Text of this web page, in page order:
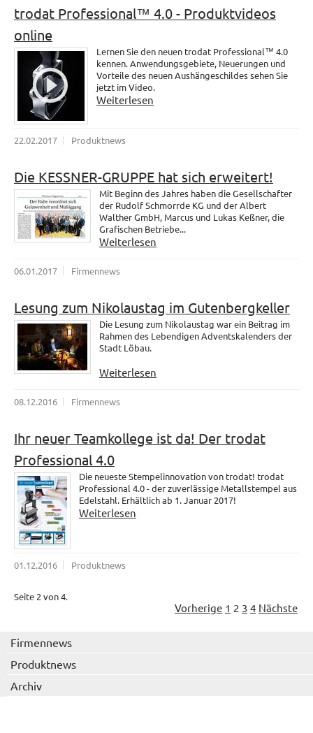
trodat Professional™ 4.0 - Produktvideos
online
Lernen Sie den neuen trodat Professional™ 4.0
kennen. Anwendungsgebiete, Neuerungen und
Vorteile des neuen Aushängeschildes sehen Sie
jetzt im Video.
Weiterlesen
22.02.2017 Produktnews
Die KESSNER-GRUPPE hat sich erweitert!
Mit Beginn des Jahres haben die Gesellschafter
der Rudolf Schmorrde KG und der Albert
Walther GmbH, Marcus und Lukas Keßner, die
Grafischen Betriebe...
Weiterlesen
06.01.2017 Firmennews
Lesung zum Nikolaustag im Gutenbergkeller
Die Lesung zum Nikolaustag war ein Beitrag im
Rahmen des Lebendigen Adventskalenders der
Stadt Löbau.
Weiterlesen
08.12.2016 Firmennews
Ihr neuer Teamkollege ist da! Der trodat
Professional 4.0
Die neueste Stempelinnovation von trodat! trodat
Professional 4.0 - der zuverlässige Metallstempel aus
Edelstahl. Erhältlich ab 1. Januar 2017!
Weiterlesen
01.12.2016 Produktnews
Seite 2 von 4.
Vorherige 1 2 3 4 Nächste
Firmennews
Produktnews
Archiv